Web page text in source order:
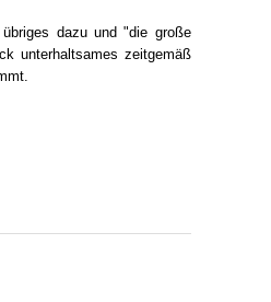
dazu und "die große
unterhaltsames zeitgemäß